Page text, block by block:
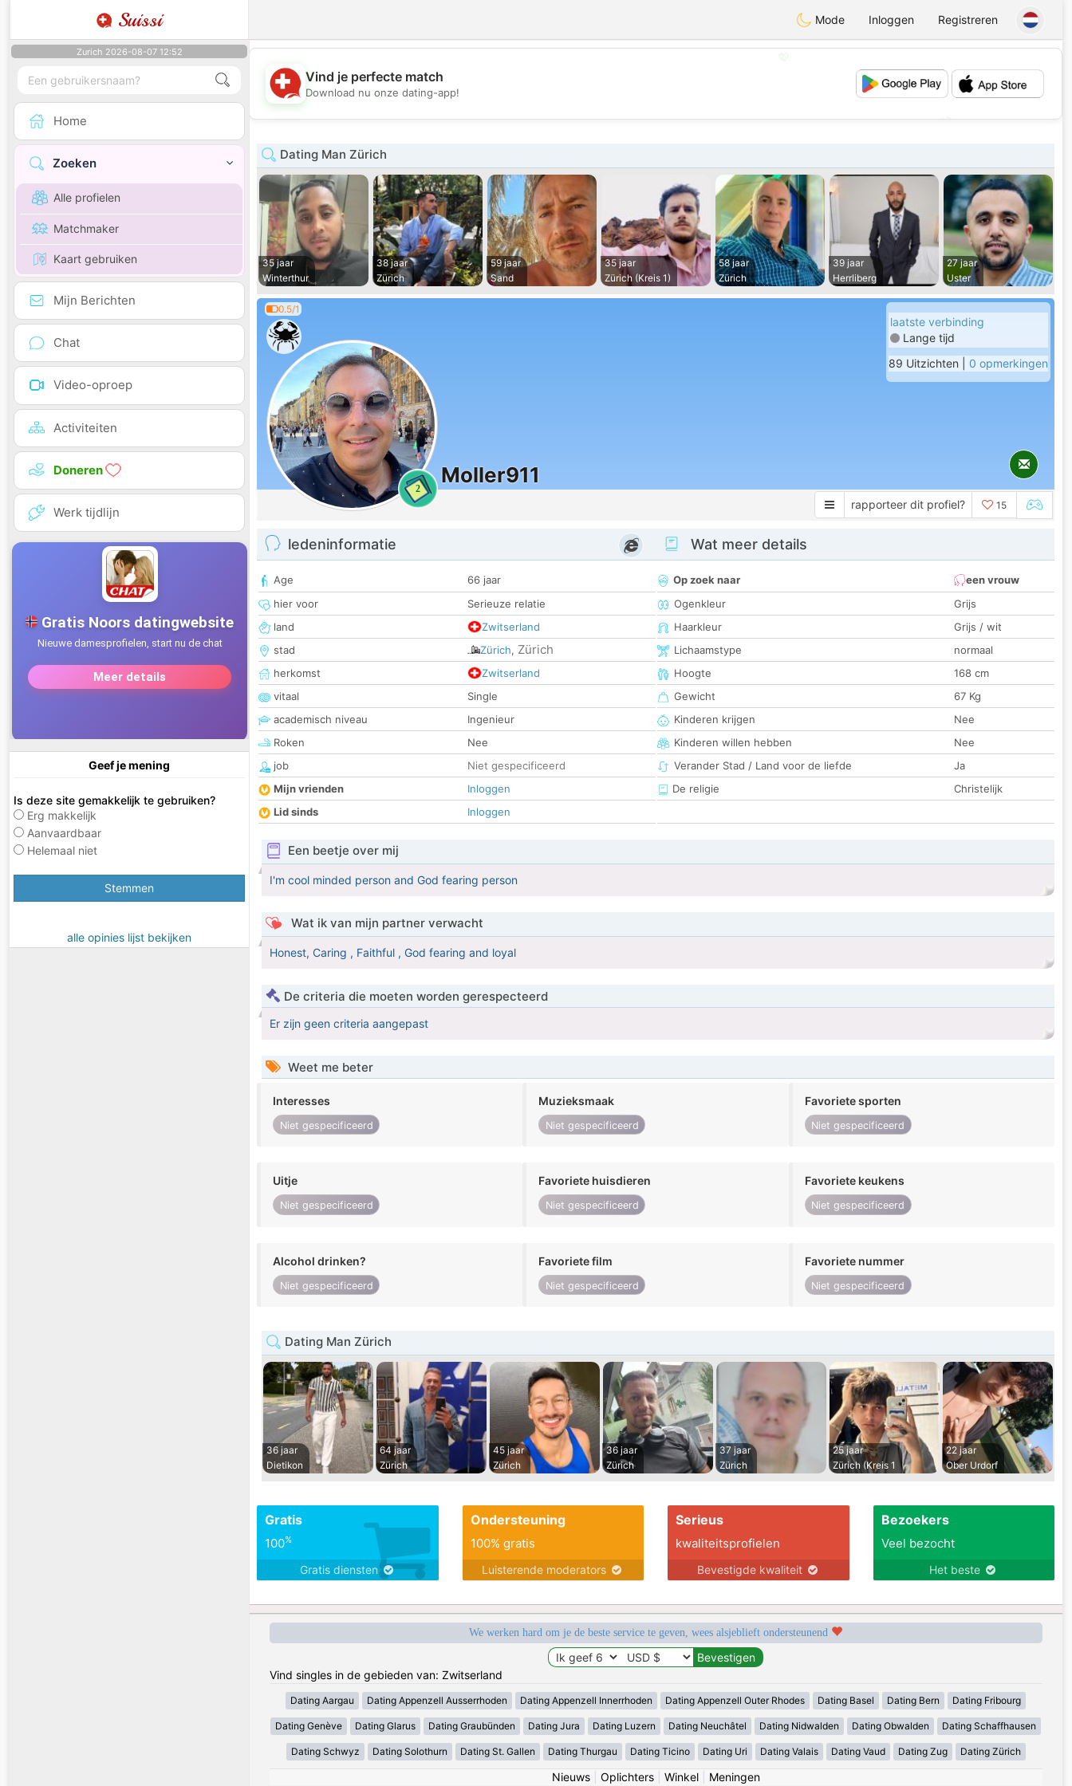
Suissi Mode Inloggen Registreren
Zurich 2026-08-07 12:52
Home
Zoeken
Alle profielen
Matchmaker
Kaart gebruiken
Mijn Berichten
Chat
Video-oproep
Activiteiten
Doneren
Werk tijdlijn
Geef je mening
Is deze site gemakkelijk te gebruiken?
Erg makkelijk
Aanvaardbaar
Helemaal niet
Stemmen
alle opinies lijst bekijken
💕
Vind je perfecte match
Download nu onze dating-app!
Dating Man Zürich
35 jaar
Winterthur
38 jaar
Zürich
59 jaar
Sand
35 jaar
Zürich (Kreis 1)
58 jaar
Zürich
39 jaar
Herrliberg
27 jaar
Uster
0.5/1
2
Moller911
laatste verbinding
Lange tijd
89 Uitzichten | 0 opmerkingen
rapporteer dit profiel? 15
ledeninformatie
Age
66 jaar
hier voor
Serieuze relatie
land
Zwitserland
stad
Zürich, Zürich
herkomst
Zwitserland
vitaal
Single
academisch niveau
Ingenieur
Roken
Nee
job
Niet gespecificeerd
Mijn vrienden
Inloggen
Lid sinds
Inloggen
Wat meer details
Op zoek naar
een vrouw
Ogenkleur
Grijs
Haarkleur
Grijs / wit
Lichaamstype
normaal
Hoogte
168 cm
Gewicht
67 Kg
Kinderen krijgen
Nee
Kinderen willen hebben
Nee
Verander Stad / Land voor de liefde
Ja
De religie
Christelijk
Een beetje over mij
I'm cool minded person and God fearing person
Wat ik van mijn partner verwacht
Honest, Caring , Faithful , God fearing and loyal
De criteria die moeten worden gerespecteerd
Er zijn geen criteria aangepast
Weet me beter
Interesses
Niet gespecificeerd
Muzieksmaak
Niet gespecificeerd
Favoriete sporten
Niet gespecificeerd
Uitje
Niet gespecificeerd
Favoriete huisdieren
Niet gespecificeerd
Favoriete keukens
Niet gespecificeerd
Alcohol drinken?
Niet gespecificeerd
Favoriete film
Niet gespecificeerd
Favoriete nummer
Niet gespecificeerd
Dating Man Zürich
36 jaar
Dietikon
64 jaar
Zürich
45 jaar
Zürich
36 jaar
Zürich
37 jaar
Zürich
25 jaar
Zürich (Kreis 1
22 jaar
Ober Urdorf
Gratis
100%
Gratis diensten
Ondersteuning
100% gratis
Luisterende moderators
Serieus
kwaliteitsprofielen
Bevestigde kwaliteit
Bezoekers
Veel bezocht
Het beste
We werken hard om je de beste service te geven, wees alsjeblieft ondersteunend
Vind singles in de gebieden van: Zwitserland
Dating Aargau Dating Appenzell Ausserrhoden Dating Appenzell Innerrhoden Dating Appenzell Outer Rhodes Dating Basel Dating Bern Dating Fribourg
Dating Genève Dating Glarus Dating Graubünden Dating Jura Dating Luzern Dating Neuchâtel Dating Nidwalden Dating Obwalden Dating Schaffhausen
Dating Schwyz Dating Solothurn Dating St. Gallen Dating Thurgau Dating Ticino Dating Uri Dating Valais Dating Vaud Dating Zug Dating Zürich
Nieuws| Oplichters| Winkel| Meningen